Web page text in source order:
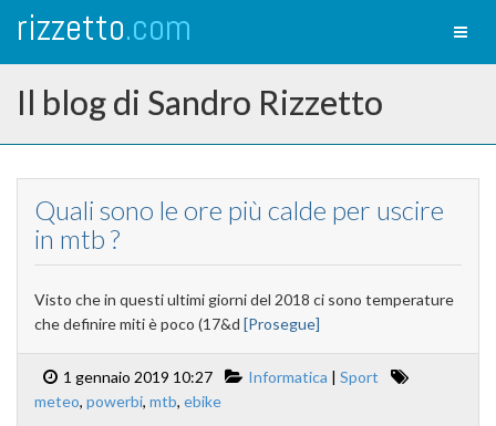
rizzetto.com
Il blog di Sandro Rizzetto
Quali sono le ore più calde per uscire
in mtb ?
Visto che in questi ultimi giorni del 2018 ci sono temperature
che definire miti è poco (17&d [Prosegue]
1 gennaio 2019 10:27 Informatica | Sport
meteo, powerbi, mtb, ebike